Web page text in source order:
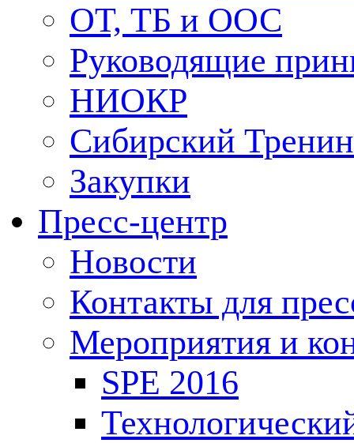
ОТ, ТБ и ООС
Руководящие
НИОКР
Сибирский
Закупки
Пресс-центр
Новости
Контакты для
Мероприятия и
SPE 2016